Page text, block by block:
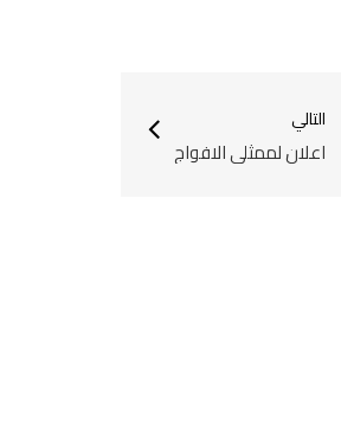
التالي
اعلان لممثلي الافواج